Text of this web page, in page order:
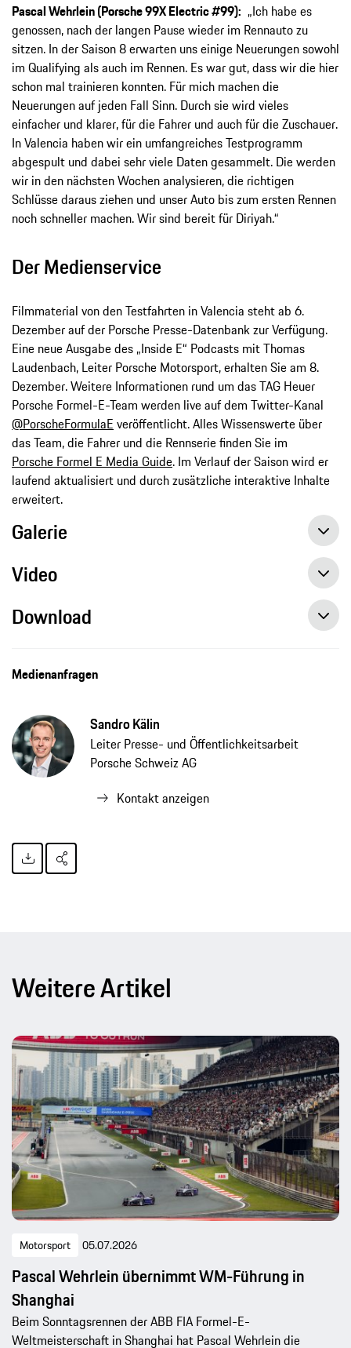
Pascal Wehrlein (Porsche 99X Electric #99): „Ich habe es
genossen, nach der langen Pause wieder im Rennauto zu
sitzen. In der Saison 8 erwarten uns einige Neuerungen sowohl
im Qualifying als auch im Rennen. Es war gut, dass wir die hier
schon mal trainieren konnten. Für mich machen die
Neuerungen auf jeden Fall Sinn. Durch sie wird vieles
einfacher und klarer, für die Fahrer und auch für die Zuschauer.
In Valencia haben wir ein umfangreiches Testprogramm
abgespult und dabei sehr viele Daten gesammelt. Die werden
wir in den nächsten Wochen analysieren, die richtigen
Schlüsse daraus ziehen und unser Auto bis zum ersten Rennen
noch schneller machen. Wir sind bereit für Diriyah.“
Der Medienservice
Filmmaterial von den Testfahrten in Valencia steht ab 6.
Dezember auf der Porsche Presse-Datenbank zur Verfügung.
Eine neue Ausgabe des „Inside E“ Podcasts mit Thomas
Laudenbach, Leiter Porsche Motorsport, erhalten Sie am 8.
Dezember. Weitere Informationen rund um das TAG Heuer
Porsche Formel-E-Team werden live auf dem Twitter-Kanal
@PorscheFormulaE veröffentlicht. Alles Wissenswerte über
das Team, die Fahrer und die Rennserie finden Sie im
Porsche Formel E Media Guide. Im Verlauf der Saison wird er
laufend aktualisiert und durch zusätzliche interaktive Inhalte
erweitert.
Galerie
Video
Download
Medienanfragen
Sandro Kälin
Leiter Presse- und Öffentlichkeitsarbeit
Porsche Schweiz AG
Kontakt anzeigen
Weitere Artikel
Motorsport 05.07.2026
Pascal Wehrlein übernimmt WM-Führung in
Shanghai
Beim Sonntagsrennen der ABB FIA Formel-E-
Weltmeisterschaft in Shanghai hat Pascal Wehrlein die